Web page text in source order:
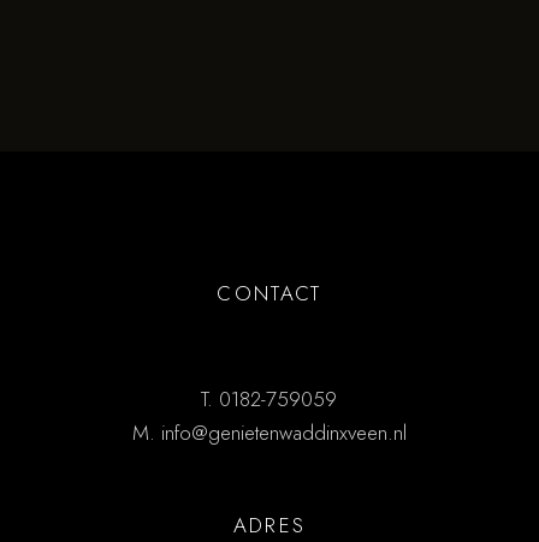
CONTACT
T. 0182-759059
M. info@genietenwaddinxveen.nl
ADRES